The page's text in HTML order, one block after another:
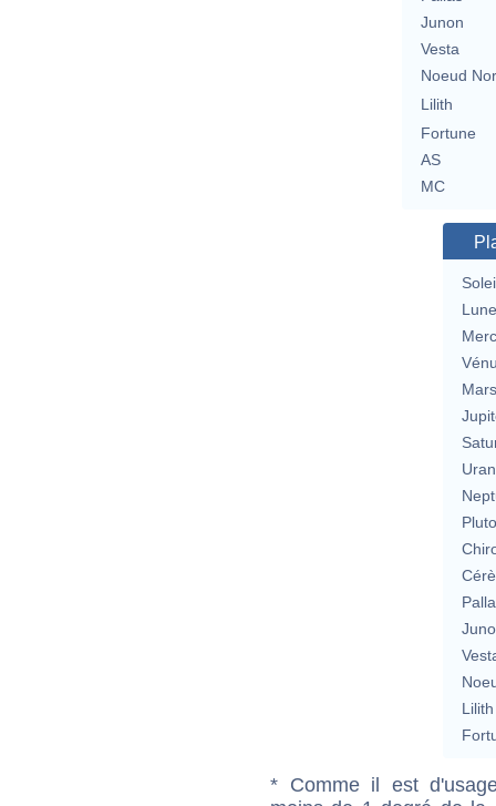
Junon
Vesta
Noeud
Lilith
Fortune
AS
MC
Lune
Mars
Lilith
* Comme il est